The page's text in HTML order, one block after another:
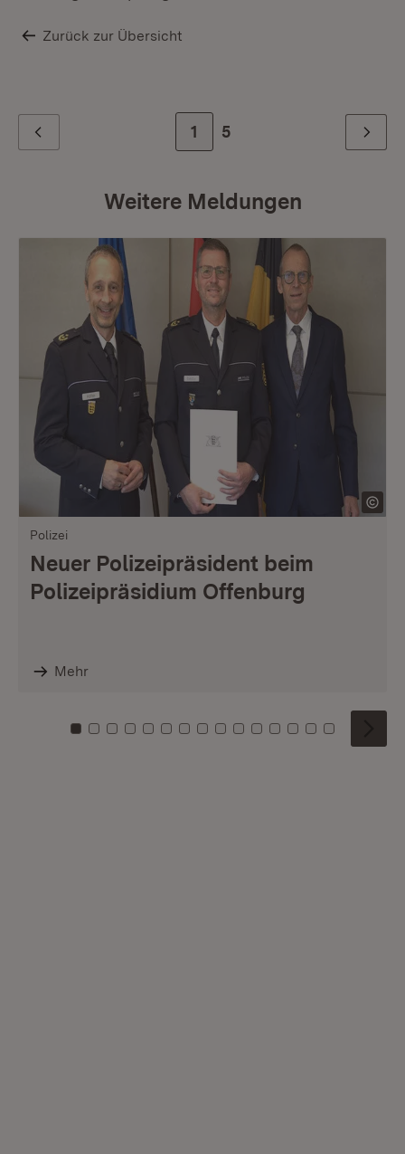
Zurück zur Übersicht
Zur Seite
1 Zur letzten Seite
5 Weiter
Weitere Meldungen
Polizei
Neuer Polizeipräsident beim
Polizeipräsidium Offenburg
Mehr
Zu Kachel: 0
Zu Kachel: 1
Zu Kachel: 2
Zu Kachel: 3
Zu Kachel: 4
Zu Kachel: 5
Zu Kachel: 6
Zu Kachel: 7
Zu Kachel: 8
Zu Kachel: 9
Zu Kachel: 10
Zu Kachel: 11
Zu Kachel: 12
Zu Kachel:
Zu